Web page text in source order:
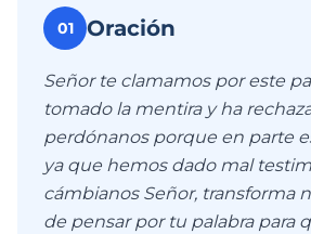
01 Oración
Señor te clamamos por este
tomado la mentira y ha
perdónanos porque en parte
ya que hemos dado mal
cámbianos Señor, transforma
de pensar por tu palabra para